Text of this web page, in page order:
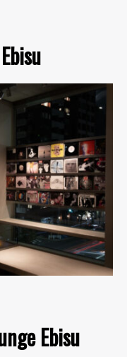
Ebisu